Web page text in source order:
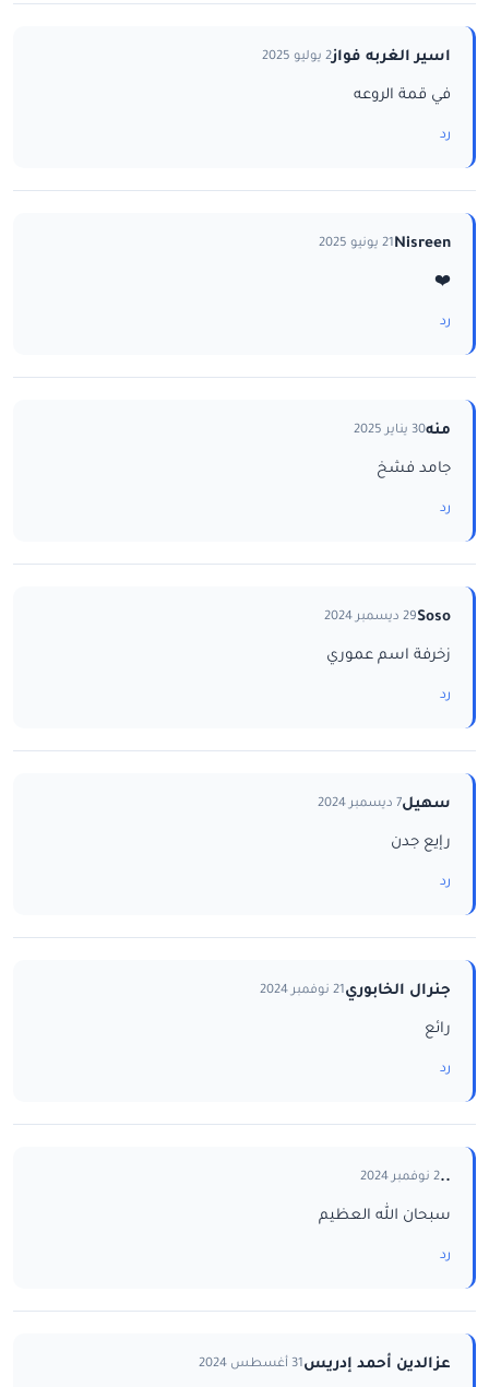
اسير الغربه فواز2 يوليو 2025
في قمة الروعه
رد
Nisreen21 يونيو 2025
❤️
رد
منه30 يناير 2025
جامد فشخ
رد
Soso29 ديسمبر 2024
زخرفة اسم عموري
رد
سهيل7 ديسمبر 2024
رإيع جدن
رد
جنرال الخابوري21 نوفمبر 2024
رائع
رد
..2 نوفمبر 2024
سبحان الله العظيم
رد
عزالدين أحمد إدريس31 أغسطس 2024